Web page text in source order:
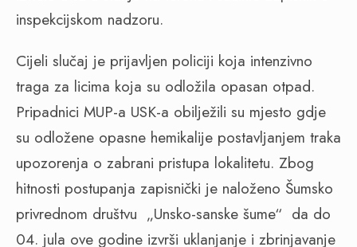
inspekcijskom nadzoru.
Cijeli slučaj je prijavljen policiji koja intenzivno
traga za licima koja su odložila opasan otpad.
Pripadnici MUP-a USK-a obilježili su mjesto gdje
su odložene opasne hemikalije postavljanjem traka
upozorenja o zabrani pristupa lokalitetu. Zbog
hitnosti postupanja zapisnički je naloženo Šumsko
privrednom društvu „Unsko-sanske šume“ da do
04. jula ove godine izvrši uklanjanje i zbrinjavanje